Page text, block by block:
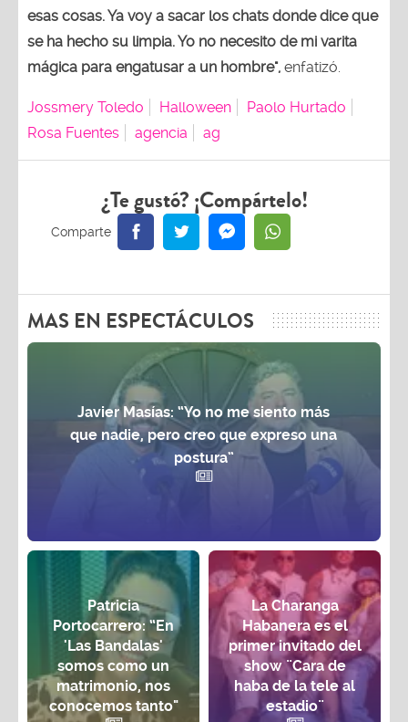
esas cosas. Ya voy a sacar los chats donde dice que
se ha hecho su limpia. Yo no necesito de mi varita
mágica para engatusar a un hombre", enfatizó.
Jossmery Toledo Halloween
Paolo Hurtado
Rosa Fuentes
agencia ag
¿Te gustó? ¡Compártelo!
MAS EN ESPECTÁCULOS
Javier Masías: “Yo no me siento más
que nadie, pero creo que expreso una
postura”
Patricia
Portocarrero: “En
'Las Bandalas'
somos como un
matrimonio, nos
conocemos tanto"
La Charanga
Habanera es el
primer invitado del
show ¨Cara de
haba de la tele al
estadio¨